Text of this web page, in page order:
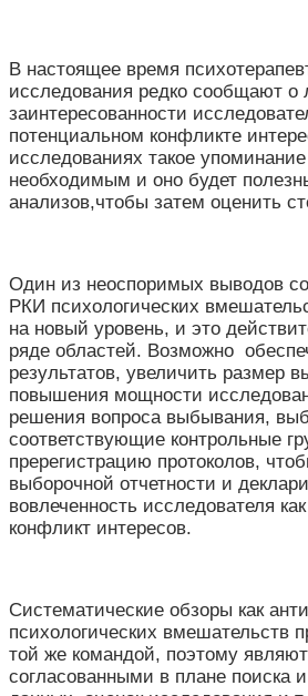
В настоящее время
исследования редко сообщают о
заинтересованности
потенциальном конфликте
исследованиях такое
необходимым и оно будет
анализов,чтобы затем оценить
Один из неоспоримых выводов
РКИ психологических
на новый уровень, и это
ряде областей. Возможно
результатов, увеличить размер
повышения мощности
решения вопроса выбывания,
соответствующие контрольные
пререгистрацию протоколов,
выборочной отчетности и
вовлеченность исследователя
конфликт интересов.
Систематические обзоры как
психологических вмешательств
той же командой, поэтому
согласованными в плане поиска